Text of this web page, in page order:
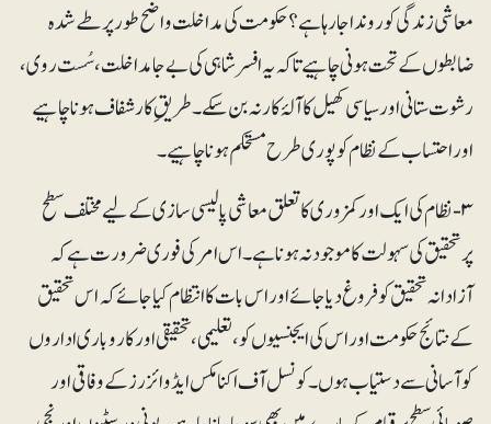
معاشی زندگی کو روندا جارہا ہے؟ حکومت کی مداخلت واضح طور پر طے شدہ
ضابطوں کے تحت ہونی چاہیے تاکہ یہ افسرشاہی کی بے جا مداخلت، سُست روی،
رشوت ستانی اور سیاسی کھیل کا آلۂ کار نہ بن سکے۔ طریقِ کار شفاف ہونا چاہیے
اور احتساب کے نظام کو پوری طرح مستحکم ہونا چاہیے۔
۳- نظام کی ایک اور کمزوری کا تعلق معاشی پالیسی سازی کے لیے مختلف سطح
پرتحقیق کی سہولت کا موجود نہ ہونا ہے۔ اس امر کی فوری ضرورت ہے کہ
آزادانہ تحقیق کو فروغ دیا جائے اور اس بات کا انتظام کیا جائے کہ اس تحقیق
کے نتائج حکومت اور اس کی ایجنسیوں کو، تعلیمی، تحقیقی اور کاروباری اداروں
کو آسانی سے دستیاب ہوں۔ کونسل آف اکنامکس ایڈوائزرز کے وفاقی اور